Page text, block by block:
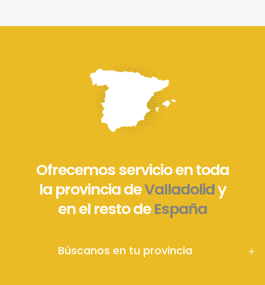
Ofrecemos servicio en toda
la provincia deValladolidy
en el resto deEspaña
Búscanos en tu provincia